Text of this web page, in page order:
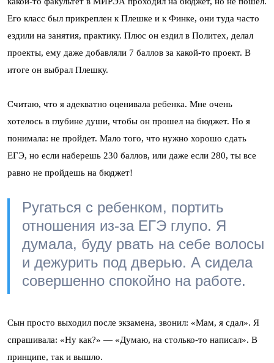
Его класс был прикреплен к Плешке и к Финке, они туда часто
ездили на занятия, практику. Плюс он ездил в Политех, делал
проекты, ему даже добавляли 7 баллов за какой-то проект. В
итоге он выбрал Плешку.
Считаю, что я адекватно оценивала ребенка. Мне очень
хотелось в глубине души, чтобы он прошел на бюджет. Но я
понимала: не пройдет. Мало того, что нужно хорошо сдать
ЕГЭ, но если наберешь 230 баллов, или даже если 280, ты все
равно не пройдешь на бюджет!
Ругаться с ребенком, портить
отношения из-за ЕГЭ глупо. Я
думала, буду рвать на себе волосы
и дежурить под дверью. А сидела
совершенно спокойно на работе.
Сын просто выходил после экзамена, звонил: «Мам, я сдал». Я
спрашивала: «Ну как?» — «Думаю, на столько-то написал». В
принципе, так и вышло.